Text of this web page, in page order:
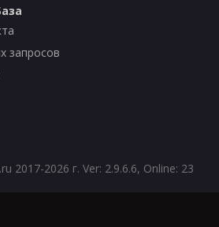
запросов
2017-2026 г. Ver: 2.9.6.6, Online: 23